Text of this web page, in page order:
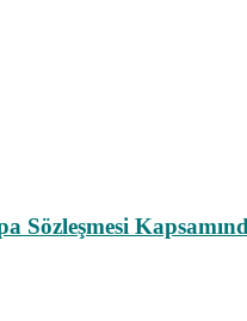
Sözleşmesi